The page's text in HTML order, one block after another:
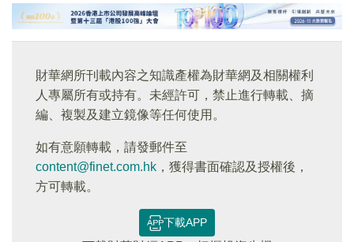
財華網所刊載內容之知識產權為財華網及相關權利
人專屬所有或持有。未經許可，禁止進行轉載、摘
編、複製及建立鏡像等任何使用。
如有意願轉載，請發郵件至
content@finet.com.hk ，獲得書面確認及授權後，
方可轉載。
下載APP